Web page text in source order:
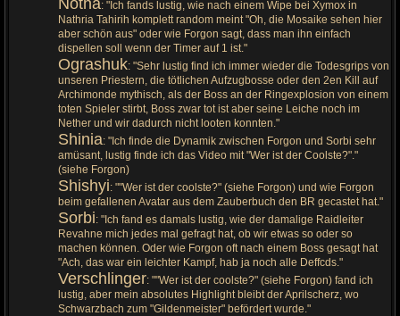
: "Ich fands lustig, wie nach einem Wipe bei Xymox in
Nathria Tahirih komplett random meint "Oh, die Mosaike sehen hier
aber schön aus" oder wie Forgon sagt, dass man ihn einfach
dispellen soll wenn der Timer auf 1 ist."
Ograshuk: "Sehr lustig find ich immer wieder die Todesgrips von
unseren Priestern, die tötlichen Aufzugbosse oder den 2en Kill auf
Archimonde mythisch, als der Boss an der Ringexplosion von einem
toten Spieler stirbt, Boss zwar tot ist aber seine Leiche noch im
Nether und wir dadurch nicht looten konnten."
Shinia: "Ich finde die Dynamik zwischen Forgon und Sorbi sehr
amüsant, lustig finde ich das Video mit "Wer ist der Coolste?"."
(siehe Forgon)
Shishyi: ""Wer ist der coolste?" (siehe Forgon) und wie Forgon
beim gefallenen Avatar aus dem Zauberbuch den BR gecastet hat."
Sorbi: "Ich fand es damals lustig, wie der damalige Raidleiter
Revahne mich jedes mal gefragt hat, ob wir etwas so oder so
machen können. Oder wie Forgon oft nach einem Boss gesagt hat
"Ach, das war ein leichter Kampf, hab ja noch alle Deffcds."
Verschlinger: ""Wer ist der coolste?" (siehe Forgon) fand ich
lustig, aber mein absolutes Highlight bleibt der Aprilscherz, wo
Schwarzbach zum "Gildenmeister" befördert wurde."